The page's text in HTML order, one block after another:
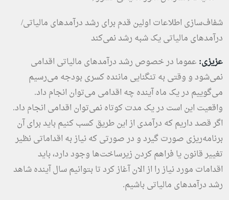
شفاف‌سازی اطلاعات اولین قدم برای رشد درآمدهای مالیاتی/
درآمدهای مالیاتی یک شبه رشد نمی‌کند
عزیزی: عموما در خصوص رشد درآمدهای مالیاتی اقدامی
نمی‌شود و وقتی به تنگنایی ماننده کسری بودجه می‌رسیم
می‌گوییم در یک ماه آینده چه اقدامی می‌توان انجام داد.
واقعیت این است در یک مدت کوتاه نمی‌توان اقدامی انجام داد.
اگر قصد داریم که درآمدی از این طریق کسب کنیم باید برای آن
برنامه‌ریزی صورت گیرد و در صورتی که نیاز به اقداماتی نظیر
تغییر قانون یا فراهم کردن زیرساخت‌ها وجود دارد، باید
اقدامات مورد نیاز را از الان آغاز کرد تا بتوانیم سال آینده شاهد
رشد درآمدهای مالیاتی باشیم.